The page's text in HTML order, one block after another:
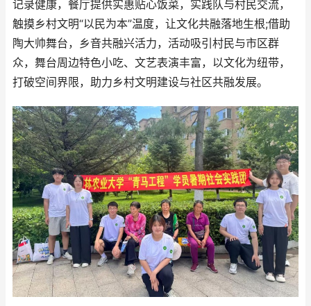
记录健康，餐厅提供实惠贴心饭菜，实践队与村民交流，
触摸乡村文明“以民为本”温度，让文化共融落地生根;借助
陶大帅舞台，乡音共融兴活力，活动吸引村民与市区群
众，舞台周边特色小吃、文艺表演丰富，以文化为纽带，
打破空间界限，助力乡村文明建设与社区共融发展。